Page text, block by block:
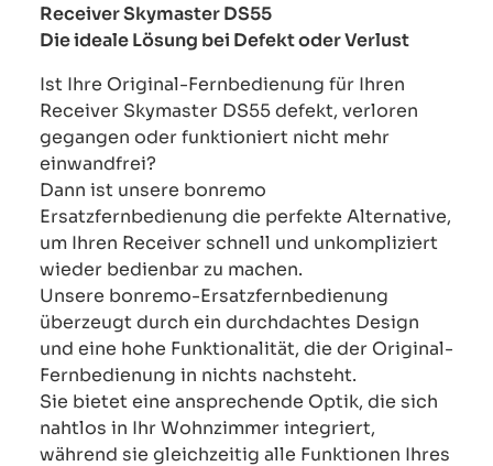
Receiver Skymaster DS55
Die ideale Lösung bei Defekt oder Verlust
Ist Ihre Original-Fernbedienung für Ihren
Receiver Skymaster DS55 defekt, verloren
gegangen oder funktioniert nicht mehr
einwandfrei?
Dann ist unsere bonremo
Ersatzfernbedienung die perfekte Alternative,
um Ihren Receiver schnell und unkompliziert
wieder bedienbar zu machen.
Unsere bonremo-Ersatzfernbedienung
überzeugt durch ein durchdachtes Design
und eine hohe Funktionalität, die der Original-
Fernbedienung in nichts nachsteht.
Sie bietet eine ansprechende Optik, die sich
nahtlos in Ihr Wohnzimmer integriert,
während sie gleichzeitig alle Funktionen Ihres